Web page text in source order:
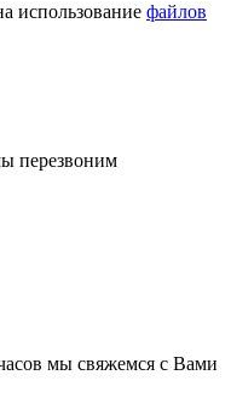
использование файлов
перезвоним
мы свяжемся с Вами